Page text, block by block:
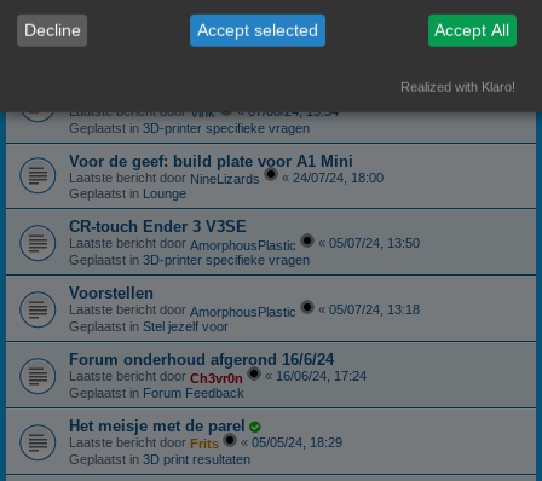
ROG STRIX Scope DELUXE RGB Toetsenbord
Laatste bericht door Ch3vr0n « 12/08/24, 21:04
Geplaatst in
Te koop: Vraag en Aanbod
Laatste bericht doorVink «07/08/24, 15:54
Geplaatst in 3D-printer specifieke vragen
Voor de geef: build plate voor A1 Mini
Laatste bericht door NineLizards « 24/07/24, 18:00
Geplaatst in Lounge
CR-touch Ender 3 V3SE
Laatste bericht door AmorphousPlastic « 05/07/24, 13:50
Geplaatst in 3D-printer specifieke vragen
Voorstellen
Laatste bericht door AmorphousPlastic « 05/07/24, 13:18
Geplaatst in Stel jezelf voor
Forum onderhoud afgerond 16/6/24
Laatste bericht door Ch3vr0n « 16/06/24, 17:24
Geplaatst in Forum Feedback
Het meisje met de parel
Laatste bericht door Frits « 05/05/24, 18:29
Geplaatst in 3D print resultaten
Decline Accept selected Accept All
Realized with Klaro!